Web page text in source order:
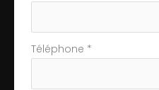
Téléphone *